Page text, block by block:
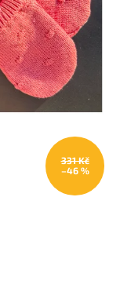
331 Kč
–46 %